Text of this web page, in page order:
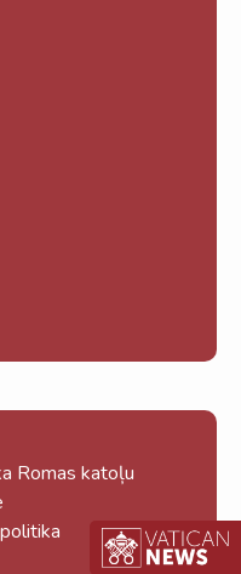
Romas katoļu